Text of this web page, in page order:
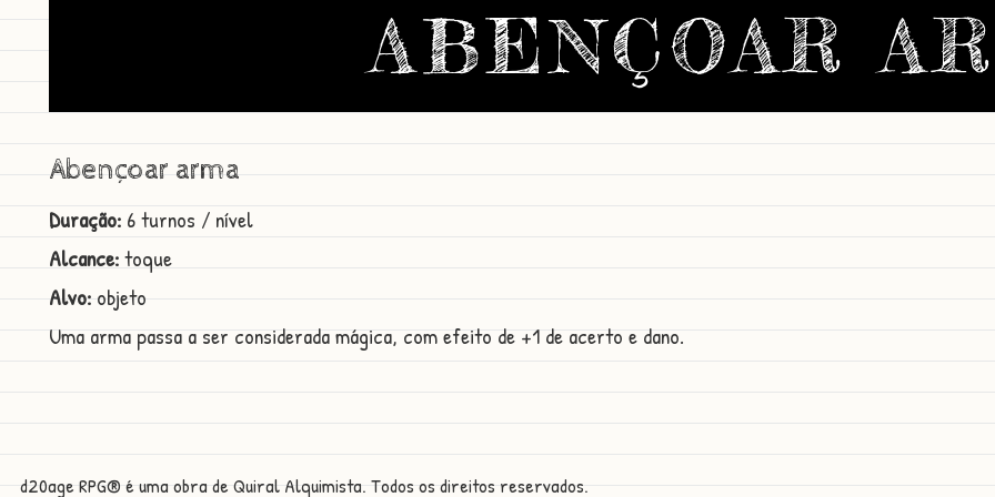
ABENÇOAR
Abençoar arma
Duração: 6 turnos / nível
Alcance:toque
Alvo: objeto
Uma arma passa a ser considerada mágica, com efeito de +1 de acerto e dano.
d20age RPG® é uma obra de Quiral Alquimista. Todos os direitos reservados.